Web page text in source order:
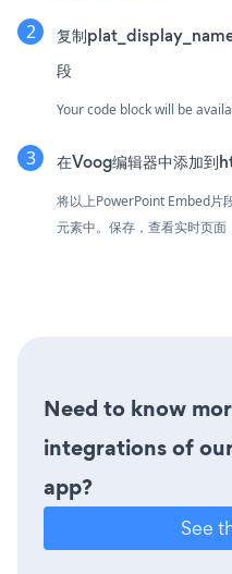
复制
段
Your code block will be
在Voog编辑器中添加到
将以上PowerPoint Embed片
元素中。保存，查看实时页
Need to know
integrations of
app?
See